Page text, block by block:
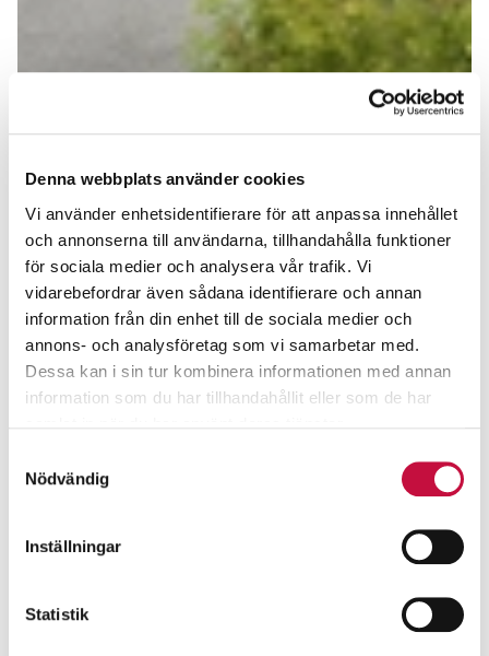
Denna webbplats använder cookies
Vi använder enhetsidentifierare för att anpassa innehållet
och annonserna till användarna, tillhandahålla funktioner
för sociala medier och analysera vår trafik. Vi
vidarebefordrar även sådana identifierare och annan
information från din enhet till de sociala medier och
annons- och analysföretag som vi samarbetar med.
Dessa kan i sin tur kombinera informationen med annan
information som du har tillhandahållit eller som de har
Nödvändig
Inställningar
Statistik